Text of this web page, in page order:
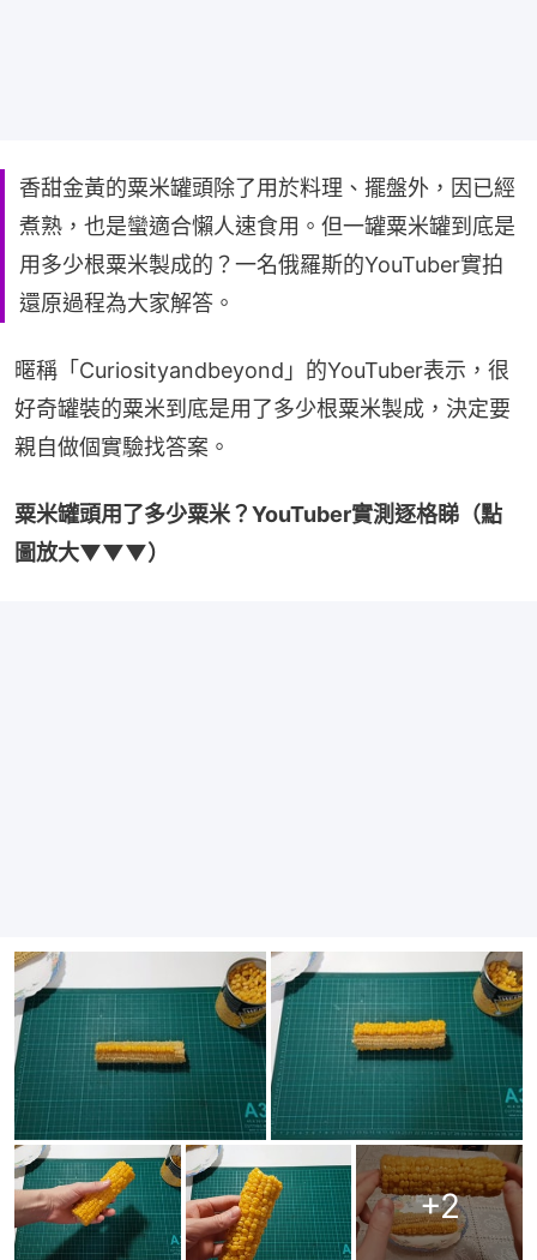
香甜金黃的粟米罐頭除了用於料理、擺盤外，因已經
煮熟，也是蠻適合懶人速食用。但一罐粟米罐到底是
用多少根粟米製成的？一名俄羅斯的YouTuber實拍
還原過程為大家解答。
暱稱「Curiosityandbeyond」的YouTuber表示，很
好奇罐裝的粟米到底是用了多少根粟米製成，決定要
親自做個實驗找答案。
粟米罐頭用了多少粟米？YouTuber實測逐格睇（點
圖放大▼▼▼）
+2